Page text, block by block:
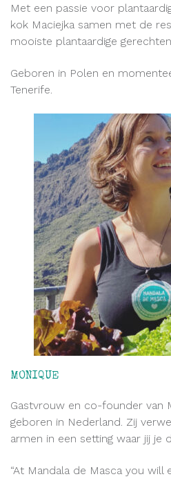
Met een passie voor
kok Maciejka samen met de
mooiste plantaardige
Geboren in Polen en
Tenerife.
MONIQUE
Gastvrouw en co-founder van
geboren in Nederland. Zij
armen in een setting waar jij je
“At Mandala de Masca you will